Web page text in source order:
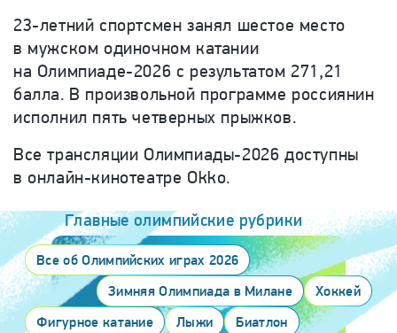
23-летний спортсмен занял шестое место
в мужском одиночном катании
на Олимпиаде-2026 с результатом 271,21
балла. В произвольной программе россиянин
исполнил пять четверных прыжков.
Все трансляции Олимпиады-2026 доступны
в онлайн-кинотеатре Okko.
Главные олимпийские рубрики
Все об Олимпийских играх 2026
Зимняя Олимпиада в Милане
Хоккей
Фигурное катание
Лыжи
Биатлон